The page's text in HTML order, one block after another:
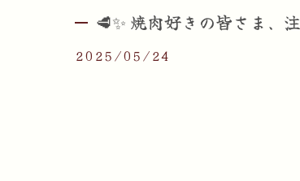
🥩✨ 焼肉好きの皆さま、
2025/05/24